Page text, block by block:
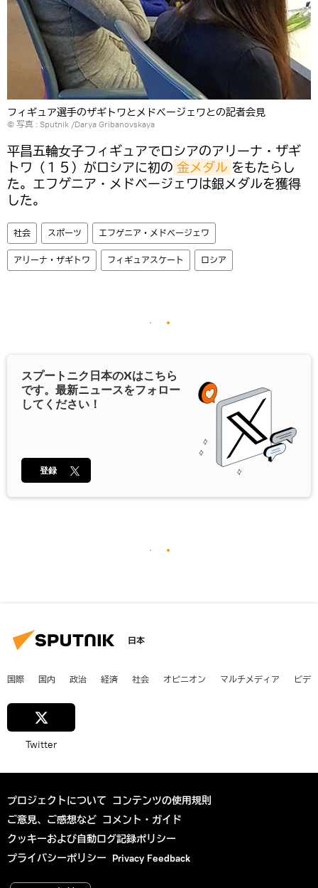
フィギュア選手のザギトワとメドベージェワとの記者会見
© 写真 : Sputnik /Darya Gribanovskaya
平昌五輪女子フィギュアでロシアのアリーナ・ザギ
トワ（１５）がロシアに初の 金メダル をもたらし
た。エフゲニア・メドベージェワは銀メダルを獲得
した。
社会 スポーツ エフゲニア・メドベージェワ
アリーナ・ザギトワ フィギュアスケート ロシア
スプートニク日本のXはこちら
です。最新ニュースをフォロー
してください！
登録
日本
国際 国内 政治 経済 社会 オピニオン マルチメディア ビデ
Twitter
プロジェクトについて コンテンツの使用規則
ご意見、ご感想など コメント・ガイド
クッキーおよび自動ログ記録ポリシー
プライバシーポリシー Privacy Feedback